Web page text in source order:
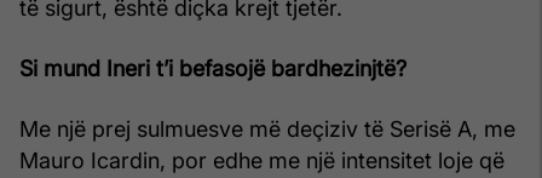
të sigurt, është diçka krejt tjetër.
Si mund Ineri t’i befasojë bardhezinjtë?
Me një prej sulmuesve më deçiziv të Serisë A, me
Mauro Icardin, por edhe me një intensitet loje që